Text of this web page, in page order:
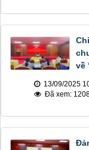
về
13/09/2025
Đã xem: